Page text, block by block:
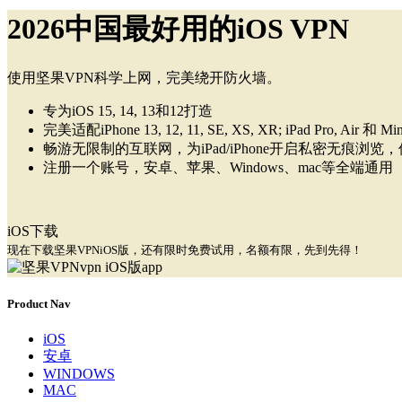
2026中国最好用的iOS VPN
使用坚果VPN科学上网，完美绕开防火墙。
专为iOS 15, 14, 13和12打造
完美适配iPhone 13, 12, 11, SE, XS, XR; iPad Pro, Air 和
畅游无限制的互联网，为iPad/iPhone开启私密无痕浏览
注册一个账号，安卓、苹果、Windows、mac等全端通用
iOS下载
现在下载坚果VPNiOS版，还有限时免费试用，名额有限，先到先得！
Product Nav
iOS
安卓
WINDOWS
MAC